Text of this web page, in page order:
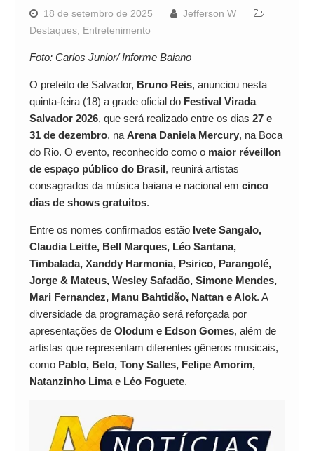
18 de setembro de 2025
Jefferson W
Destaques, Entretenimento
Foto: Carlos Junior/ Informe Baiano
O prefeito de Salvador, Bruno Reis, anunciou nesta
quinta-feira (18) a grade oficial do Festival Virada
Salvador 2026, que será realizado entre os dias 27 e
31 de dezembro, na Arena Daniela Mercury, na Boca
do Rio. O evento, reconhecido como o maior réveillon
de espaço público do Brasil, reunirá artistas
consagrados da música baiana e nacional em cinco
dias de shows gratuitos.
Entre os nomes confirmados estão Ivete Sangalo,
Claudia Leitte, Bell Marques, Léo Santana,
Timbalada, Xanddy Harmonia, Psirico, Parangolé,
Jorge & Mateus, Wesley Safadão, Simone Mendes,
Mari Fernandez, Manu Bahtidão, Nattan e Alok. A
diversidade da programação será reforçada por
apresentações de Olodum e Edson Gomes, além de
artistas que representam diferentes gêneros musicais,
como Pablo, Belo, Tony Salles, Felipe Amorim,
Natanzinho Lima e Léo Foguete.